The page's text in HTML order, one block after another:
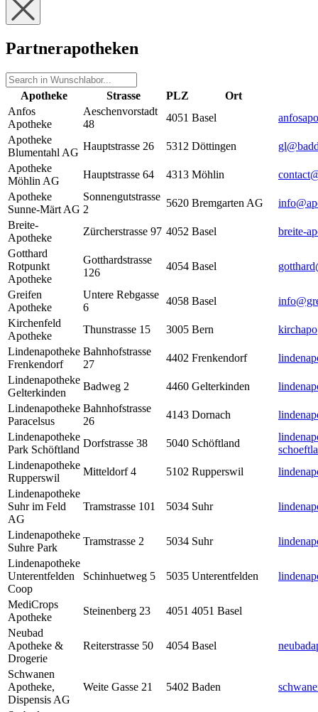
Partnerapotheken
Apotheke Strasse PLZ
Ort
Anfos
Apotheke
Aeschenvorstadt
48
4051 Basel
Apotheke
Blumentahl AG
Hauptstrasse 26 5312 Döttingen
Apotheke
Möhlin AG
Hauptstrasse 64 4313 Möhlin
Apotheke
Sunne-Märt AG
Sonnengutstrasse
2
5620 Bremgarten AG
Breite-
Apotheke
Zürcherstrasse 97 4052 Basel
breite-
Gotthard
Rotpunkt
Apotheke
Gotthardstrasse
126
4054 Basel
Greifen
Apotheke
Untere Rebgasse
6
4058 Basel
Kirchenfeld
Apotheke
Thunstrasse 15 3005 Bern
Lindenapotheke
Frenkendorf
Bahnhofstrasse
27
4402 Frenkendorf
Lindenapotheke
Gelterkinden
Badweg 2 4460 Gelterkinden
Lindenapotheke
Paracelsus
Bahnhofstrasse
26
4143 Dornach
Lindenapotheke
Park Schöftland
Dorfstrasse 38 5040 Schöftland
Lindenapotheke
Rupperswil
Mitteldorf 4 5102 Rupperswil
Lindenapotheke
Suhr im Feld
AG
Tramstrasse 101 5034 Suhr
Lindenapotheke
Suhre Park
Tramstrasse 2 5034 Suhr
Lindenapotheke
Unterentfelden
Coop
Schinhuetweg 5 5035 Unterentfelden
MediCrops
Apotheke
Steinenberg 23 4051 4051 Basel
Neubad
Apotheke &
Drogerie
Reiterstrasse 50 4054 Basel
Schwanen
Apotheke,
Dispensis AG
Weite Gasse 21 5402 Baden